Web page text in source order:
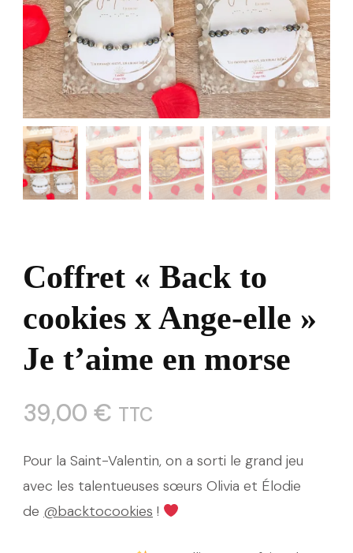
Coffret « Back to
cookies x Ange-elle »
Je t’aime en morse
39,00 € TTC
Pour la Saint-Valentin, on a sorti le grand jeu
avec les talentueuses sœurs Olivia et Élodie
de @backtocookies !